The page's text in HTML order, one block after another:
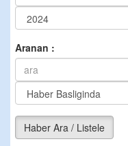
Aranan :
Haber Ara / Listele